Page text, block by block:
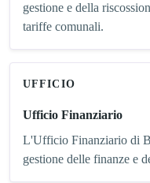
gestione e della
tariffe comunali.
UFFICIO
Ufficio Finanziario
L'Ufficio Finanziario di
gestione delle finanze e